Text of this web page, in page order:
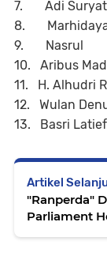
7. Adi
8.
9. Nasrul
10. Aribus
11. H. Alhudri
12. Wulan
13. Basri
Artikel
"Ranperda"
Parliament